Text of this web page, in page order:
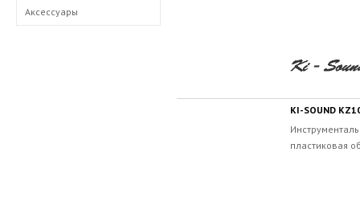
Аксессуары
KI-SOUND
пластиковая